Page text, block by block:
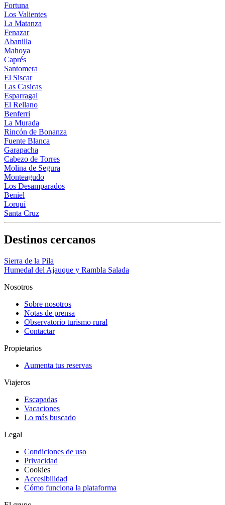
Fortuna
Los Valientes
La Matanza
Fenazar
Abanilla
Mahoya
Caprés
Santomera
El Siscar
Las Casicas
Esparragal
El Rellano
Benferri
La Murada
Rincón de Bonanza
Fuente Blanca
Garapacha
Cabezo de Torres
Molina de Segura
Monteagudo
Los Desamparados
Beniel
Lorquí
Santa Cruz
Destinos cercanos
Sierra de la Pila
Humedal del Ajauque y Rambla Salada
Nosotros
Sobre nosotros
Notas de prensa
Observatorio turismo rural
Contactar
Propietarios
Aumenta tus reservas
Viajeros
Escapadas
Vacaciones
Lo más buscado
Legal
Condiciones de uso
Privacidad
Cookies
Accesibilidad
Cómo funciona la plataforma